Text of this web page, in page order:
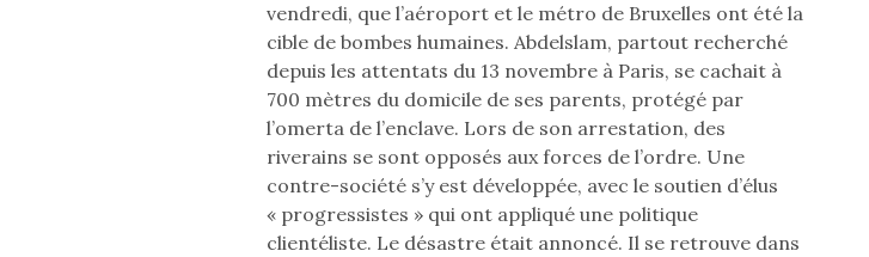
vendredi, que l’aéroport et le métro de Bruxelles ont été la
cible de bombes humaines. Abdelslam, partout recherché
depuis les attentats du 13 novembre à Paris, se cachait à
700 mètres du domicile de ses parents, protégé par
l’omerta de l’enclave. Lors de son arrestation, des
riverains se sont opposés aux forces de l’ordre. Une
contre-société s’y est développée, avec le soutien d’élus
« progressistes » qui ont appliqué une politique
clientéliste. Le désastre était annoncé. Il se retrouve dans